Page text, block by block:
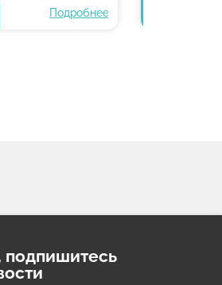
Подробнее
подпишитесь